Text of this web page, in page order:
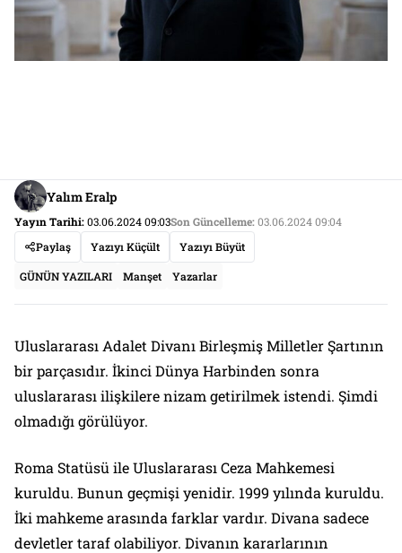
Yalım Eralp
Yayın Tarihi:03.06.2024 09:03Son Güncelleme:03.06.2024 09:04
Paylaş
Yazıyı Küçült Yazıyı Büyüt
GÜNÜN YAZILARI Manşet Yazarlar
Uluslararası Adalet Divanı Birleşmiş Milletler Şartının
bir parçasıdır. İkinci Dünya Harbinden sonra
uluslararası ilişkilere nizam getirilmek istendi. Şimdi
olmadığı görülüyor.
Roma Statüsü ile Uluslararası Ceza Mahkemesi
kuruldu. Bunun geçmişi yenidir. 1999 yılında kuruldu.
İki mahkeme arasında farklar vardır. Divana sadece
devletler taraf olabiliyor. Divanın kararlarının